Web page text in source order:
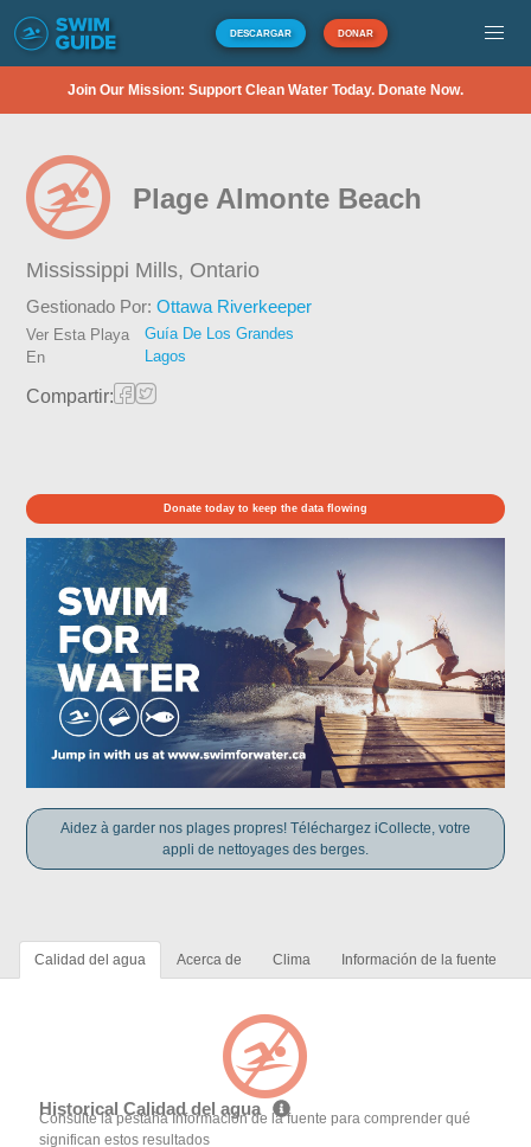
DESCARGAR DONAR
Join Our Mission: Support Clean Water Today. Donate Now.
Plage Almonte Beach
Mississippi Mills, Ontario
Gestionado Por:Ottawa Riverkeeper
Ver Esta Playa
En
Guía De Los Grandes
Lagos
Compartir:
Donate today to keep the data flowing
Aidez à garder nos plages propres! Téléchargez iCollecte, votre
appli de nettoyages des berges.
Calidad del agua Acerca de Clima Información de la fuente
Historical Calidad del agua
Consulte la pestaña Información de la fuente para comprender qué
significan estos resultados